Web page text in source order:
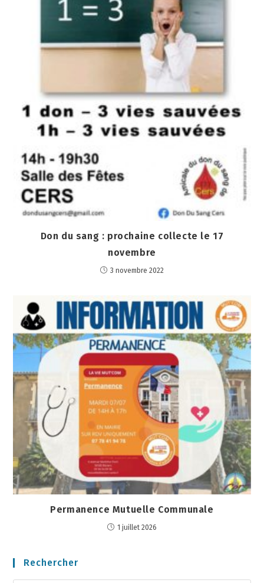
Don du sang : prochaine collecte le 17
novembre
3 novembre 2022
Permanence Mutuelle Communale
1 juillet 2026
Rechercher